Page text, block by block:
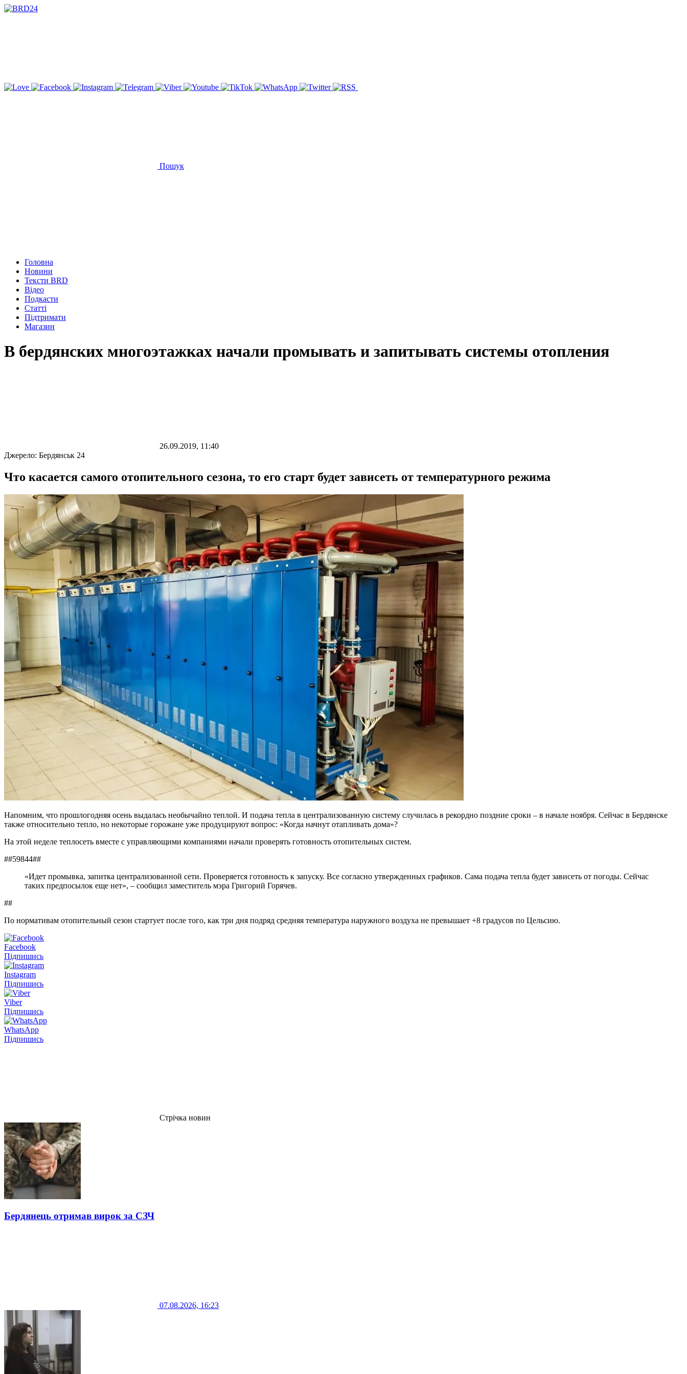
Пошук
Головна
Новини
Тексти BRD
Відео
Подкасти
Статті
Підтримати
Магазин
В бердянских многоэтажках начали промывать и запитывать системы отопления
26.09.2019, 11:40
Джерело: Бердянськ 24
Что касается самого отопительного сезона, то его старт будет зависеть от температурного режима
Напомним, что прошлогодняя осень выдалась необычайно теплой. И подача тепла в централизованную систему случилась в рекордно поздние сроки – в начале ноября. Сейчас в Бердянске
также относительно тепло, но некоторые горожане уже продуцируют вопрос: «Когда начнут отапливать дома»?
На этой неделе теплосеть вместе с управляющими компаниями начали проверять готовность отопительных систем.
##59844##
«Идет промывка, запитка централизованной сети. Проверяется готовность к запуску. Все согласно утвержденных графиков. Сама подача тепла будет зависеть от погоды. Сейчас
таких предпосылок еще нет», – сообщил заместитель мэра Григорий Горячев.
##
По нормативам отопительный сезон стартует после того, как три дня подряд средняя температура наружного воздуха не превышает +8 градусов по Цельсию.
Facebook
Підпишись
Instagram
Підпишись
Viber
Підпишись
WhatsApp
Підпишись
Стрічка новин
Бердянець отримав вирок за СЗЧ
07.08.2026, 16:23